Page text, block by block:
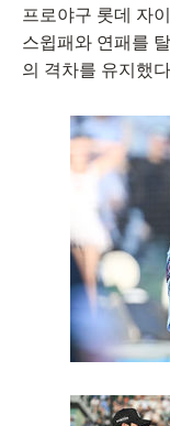
프로야구 롯데 자
스윕패와 연패를
의 격차를 유지했